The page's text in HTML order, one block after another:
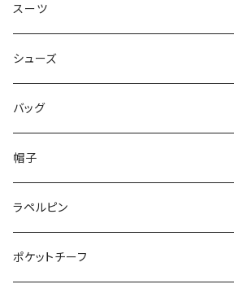
50/XL～
48/L
50/XL～
46/M
48/L
50/XL～
～44/S
46/M
48/L
50/XL～
スーツ
～44/S
46/M
48/L
50/XL～
シューズ
～25.5cm
26cm～
27cm～
28cm～
バッグ
帽子
ラペルピン
ポケットチーフ